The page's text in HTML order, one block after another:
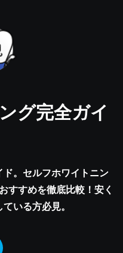
グ完全ガイ
。セルフホワイトニン
すすめを徹底比較！安く
いる方必見。